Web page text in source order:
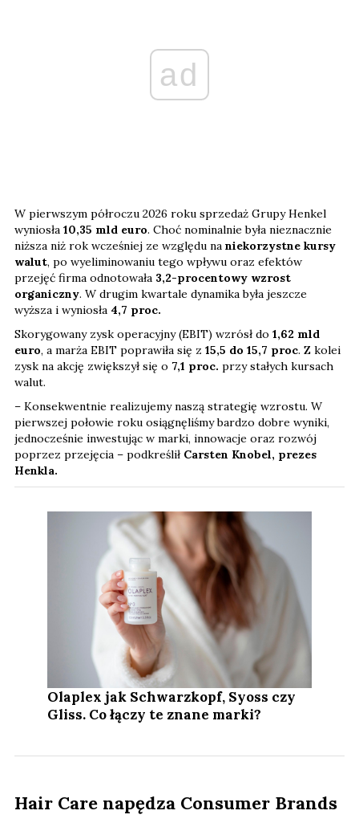
ad
W pierwszym półroczu 2026 roku sprzedaż Grupy Henkel
wyniosła 10,35 mld euro. Choć nominalnie była nieznacznie
niższa niż rok wcześniej ze względu na niekorzystne kursy
walut, po wyeliminowaniu tego wpływu oraz efektów
przejęć firma odnotowała 3,2-procentowy wzrost
organiczny. W drugim kwartale dynamika była jeszcze
wyższa i wyniosła 4,7 proc.
Skorygowany zysk operacyjny (EBIT) wzrósł do 1,62 mld
euro, a marża EBIT poprawiła się z 15,5 do 15,7 proc. Z kolei
zysk na akcję zwiększył się o 7,1 proc. przy stałych kursach
walut.
– Konsekwentnie realizujemy naszą strategię wzrostu. W
pierwszej połowie roku osiągnęliśmy bardzo dobre wyniki,
jednocześnie inwestując w marki, innowacje oraz rozwój
poprzez przejęcia – podkreślił Carsten Knobel, prezes
Henkla.
Olaplex jak Schwarzkopf, Syoss czy
Gliss. Co łączy te znane marki?
Hair Care napędza Consumer Brands